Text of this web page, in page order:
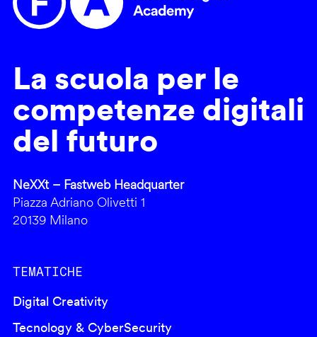
La scuola per le
competenze digitali
del futuro
NeXXt – Fastweb Headquarter
Piazza Adriano Olivetti 1
20139 Milano
TEMATICHE
Digital Creativity
Tecnology & CyberSecurity